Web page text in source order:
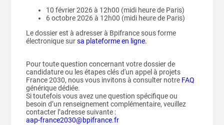
10 février 2026 à 12h00 (midi heure de Paris)
6 octobre 2026 à 12h00 (midi heure de Paris)
Le dossier est à adresser à Bpifrance sous forme
électronique sursa plateforme en ligne.
Pour toute question concernant votre dossier de
candidature ou les étapes clés d'un appel à projets
France 2030, nous vous invitons à consulter notre FAQ
générique dédiée.
Si toutefois vous avez une question spécifique ou
besoin d’un renseignement complémentaire, veuillez
contacter l’adresse suivante :
aap-france2030@bpifrance.fr